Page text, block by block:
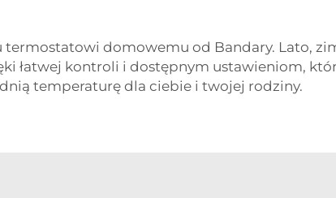
domowemu od Bandary. Lato,
łatwej kontroli i dostępnym ustawieniom,
temperaturę dla ciebie i twojej rodziny.